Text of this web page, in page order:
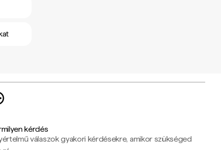
kérdés
válaszok gyakori kérdésekre, amikor szükséged